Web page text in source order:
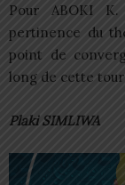
Pour ABOKI
pertinence du
point de
long de cette
Plaki SIMLIWA